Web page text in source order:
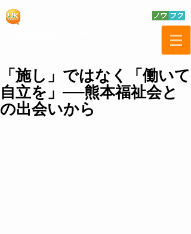
「施し」ではなく「働いて
自立を」──熊本福祉会と
の出会いから